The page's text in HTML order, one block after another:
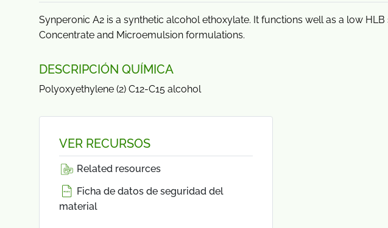
Synperonic A2 is a synthetic alcohol ethoxylate. It functions well as a low
Concentrate and Microemulsion formulations.
DESCRIPCIÓN QUÍMICA
Polyoxyethylene (2) C12-C15 alcohol
VER RECURSOS
Related resources
Ficha de datos de seguridad del
material